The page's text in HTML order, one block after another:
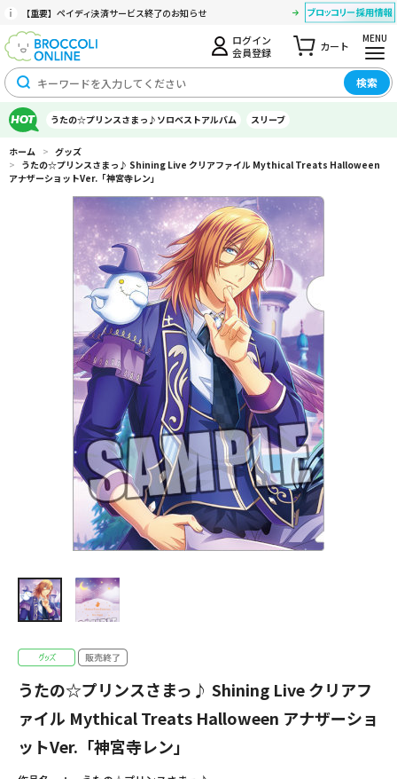
【重要】ペイディ決済サービス終了のお知らせ
ログイン
会員登録
カート
MENU
検索
うたの☆プリンスさまっ♪ソロベストアルバム スリーブ
ホーム > グッズ
> うたの☆プリンスさまっ♪ Shining Live クリアファイル Mythical Treats Halloween
アナザーショットVer.「神宮寺レン」
うたの☆プリンスさまっ♪ Shining Live クリアフ
ァイル Mythical Treats Halloween アナザーショ
ットVer.「神宮寺レン」